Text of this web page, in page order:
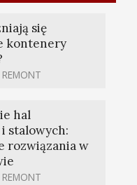
się
kontenery
hal
stalowych:
rozwiązania w